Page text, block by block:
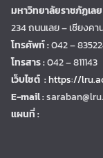
มหาวิทยาลัยราชภัฏเลย
234 ถนนเลย – เชียงค
โทรศัพท์ :042 –
โทรสาร :042 – 811143
เว็บไซต์ :https://
E-mail :
แผนที่ :